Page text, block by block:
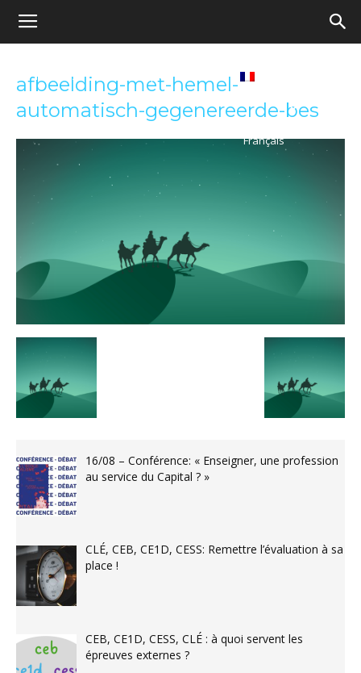
Ecole
démocratique
school
Tribunes Médiathèque
Français
afbeelding-met-hemel-
automatisch-gegenereerde-bes
16/08 – Conférence: « Enseigner, une profession
au service du Capital ? »
CLÉ, CEB, CE1D, CESS: Remettre l’évaluation à sa
place !
CEB, CE1D, CESS, CLÉ : à quoi servent les
épreuves externes ?